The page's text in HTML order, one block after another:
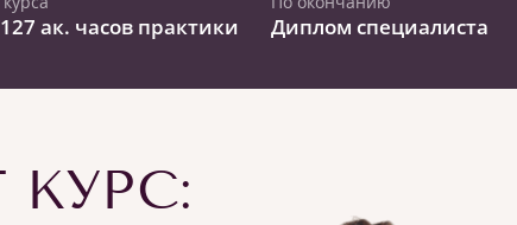
ак. часов практики Диплом специалиста